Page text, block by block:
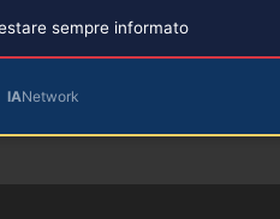
sempre informato
IANetwork